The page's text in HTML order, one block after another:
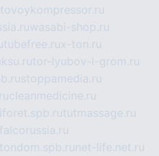
wasabi-shop.ru
x-ton.ru
tor-lyubov-i-grom.ru
stoppamedia.ru
cleanmedicine.ru
tutmassage.ru
falcorussia.ru
net-life.net.ru